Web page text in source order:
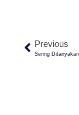
Previous